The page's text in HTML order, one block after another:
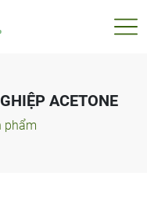
ACETONE
phẩm